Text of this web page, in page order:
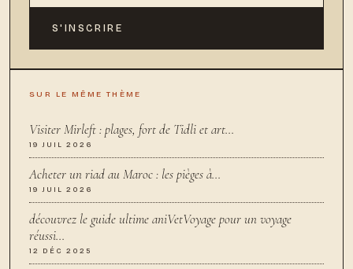
S'INSCRIRE
SUR LE MÊME THÈME
Visiter Mirleft : plages, fort de Tidli et art…
19 JUIL 2026
Acheter un riad au Maroc : les pièges à…
19 JUIL 2026
découvrez le guide ultime aniVetVoyage pour un voyage
réussi…
12 DÉC 2025